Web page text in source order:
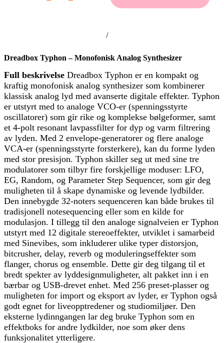
/
Dreadbox Typhon – Monofonisk Analog Synthesizer
Full beskrivelse Dreadbox Typhon er en kompakt og
kraftig monofonisk analog synthesizer som kombinerer
klassisk analog lyd med avanserte digitale effekter. Typhon
er utstyrt med to analoge VCO-er (spenningsstyrte
oscillatorer) som gir rike og komplekse bølgeformer, samt
et 4-polt resonant lavpassfilter for dyp og varm filtrering
av lyden. Med 2 envelope-generatorer og flere analoge
VCA-er (spenningsstyrte forsterkere), kan du forme lyden
med stor presisjon. Typhon skiller seg ut med sine tre
modulatorer som tilbyr fire forskjellige moduser: LFO,
EG, Random, og Parameter Step Sequencer, som gir deg
muligheten til å skape dynamiske og levende lydbilder.
Den innebygde 32-noters sequenceren kan både brukes til
tradisjonell notesequencing eller som en kilde for
modulasjon. I tillegg til den analoge signalveien er Typhon
utstyrt med 12 digitale stereoeffekter, utviklet i samarbeid
med Sinevibes, som inkluderer ulike typer distorsjon,
bitcrusher, delay, reverb og moduleringseffekter som
flanger, chorus og ensemble. Dette gir deg tilgang til et
bredt spekter av lyddesignmuligheter, alt pakket inn i en
bærbar og USB-drevet enhet. Med 256 preset-plasser og
muligheten for import og eksport av lyder, er Typhon også
godt egnet for liveopptredener og studiomiljøer. Den
eksterne lydinngangen lar deg bruke Typhon som en
effektboks for andre lydkilder, noe som øker dens
funksjonalitet ytterligere.